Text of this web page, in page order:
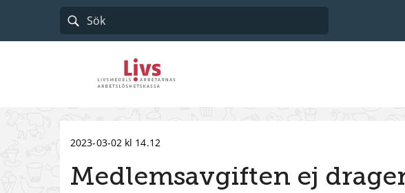
2023-03-02 kl 14.12
Medlemsavgiften ej